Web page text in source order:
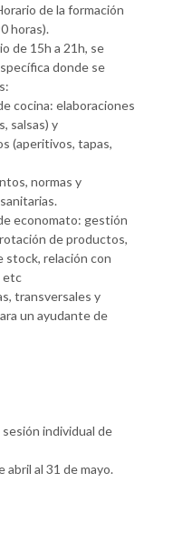
de la formación
horas).
de 15h a 21h, se
donde se
cocina: elaboraciones
salsas) y
(aperitivos, tapas,
normas y
economato: gestión
de productos,
relación con
etc
transversales y
un ayudante de
individual de
abril al 31 de mayo.